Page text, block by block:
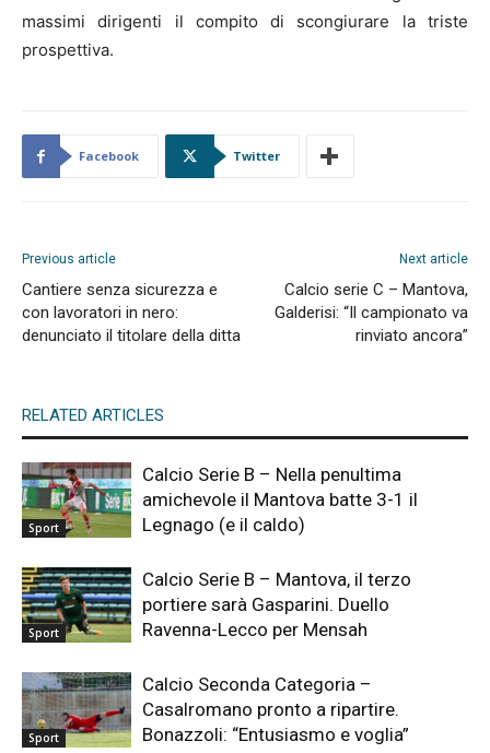
massimi dirigenti il compito di scongiurare la triste
prospettiva.
Facebook Twitter
Previous article
Cantiere senza sicurezza e
con lavoratori in nero:
denunciato il titolare della ditta
Next article
Calcio serie C – Mantova,
Galderisi: “Il campionato va
rinviato ancora”
RELATED ARTICLES
Sport
Calcio Serie B – Nella penultima
amichevole il Mantova batte 3-1 il
Legnago (e il caldo)
Sport
Calcio Serie B – Mantova, il terzo
portiere sarà Gasparini. Duello
Ravenna-Lecco per Mensah
Sport
Calcio Seconda Categoria –
Casalromano pronto a ripartire.
Bonazzoli: “Entusiasmo e voglia”